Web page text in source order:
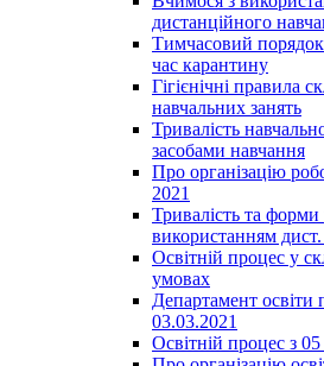
дистанційного
Тимчасовий порядок
час карантину
Гігієнічні правила
навчальних занять
Тривалість
засобами навчання
Про організацію
2021
Тривалість та
використанням
Освітній процес у
умовах
Департамент освіти
03.03.2021
Освітній процес з 05